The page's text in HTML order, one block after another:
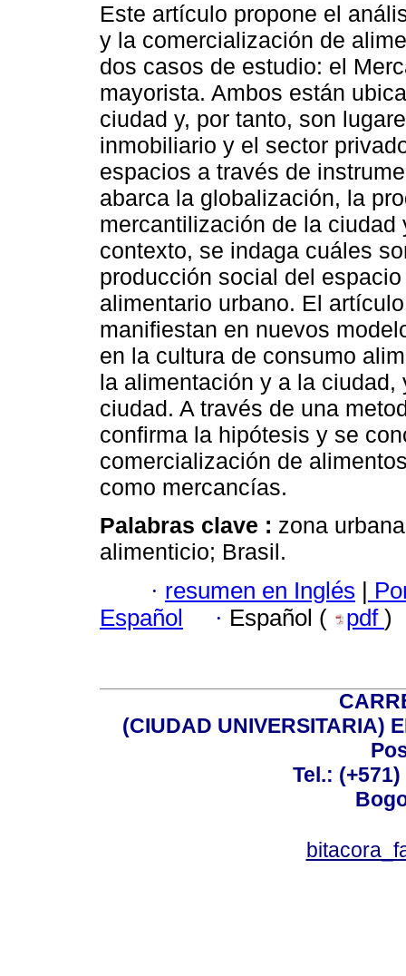
Este artículo propone el
y la comercialización de
dos casos de estudio: el
mayorista. Ambos están
ciudad y, por tanto, son
inmobiliario y el sector
espacios a través de
abarca la globalización, la
mercantilización de la
contexto, se indaga cuáles
producción social del
alimentario urbano. El
manifiestan en nuevos
en la cultura de consumo
la alimentación y a la
ciudad. A través de una
confirma la hipótesis y se
comercialización de
como mercancías.
Palabras clave : zona
alimenticio; Brasil.
· resumen en Inglés |
Español
· Español ( pdf )
(CIUDAD UNIVERSITARIA)
Tel.: